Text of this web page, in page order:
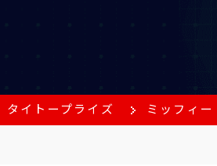
タイトープライズ ミッフィ